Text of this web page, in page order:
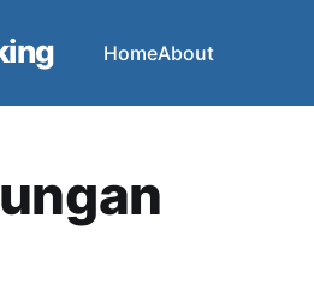
HomeAbout